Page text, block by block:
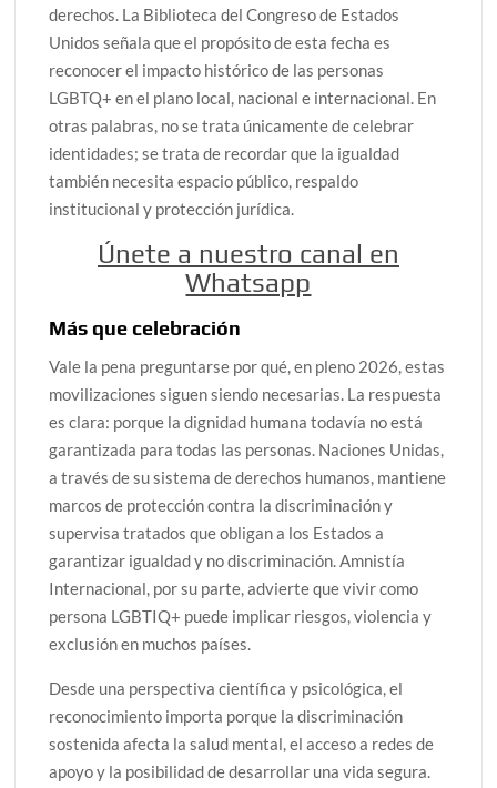
derechos. La Biblioteca del Congreso de Estados
Unidos señala que el propósito de esta fecha es
reconocer el impacto histórico de las personas
LGBTQ+ en el plano local, nacional e internacional. En
otras palabras, no se trata únicamente de celebrar
identidades; se trata de recordar que la igualdad
también necesita espacio público, respaldo
institucional y protección jurídica.
Únete a nuestro canal en
Whatsapp
Más que celebración
Vale la pena preguntarse por qué, en pleno 2026, estas
movilizaciones siguen siendo necesarias. La respuesta
es clara: porque la dignidad humana todavía no está
garantizada para todas las personas. Naciones Unidas,
a través de su sistema de derechos humanos, mantiene
marcos de protección contra la discriminación y
supervisa tratados que obligan a los Estados a
garantizar igualdad y no discriminación. Amnistía
Internacional, por su parte, advierte que vivir como
persona LGBTIQ+ puede implicar riesgos, violencia y
exclusión en muchos países.
Desde una perspectiva científica y psicológica, el
reconocimiento importa porque la discriminación
sostenida afecta la salud mental, el acceso a redes de
apoyo y la posibilidad de desarrollar una vida segura.